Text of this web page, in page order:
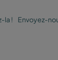
la ! Envoyez-